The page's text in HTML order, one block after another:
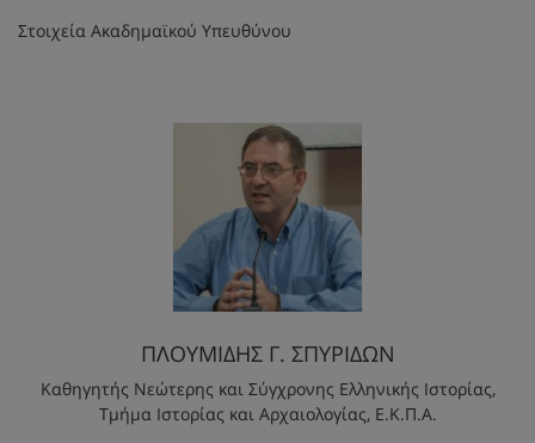
Στοιχεία Ακαδημαϊκού Υπευθύνου
ΠΛΟΥΜΙΔΗΣ Γ. ΣΠΥΡΙΔΩΝ
Καθηγητής Νεώτερης και Σύγχρονης Ελληνικής Ιστορίας,
Τμήμα Ιστορίας και Αρχαιολογίας, Ε.Κ.Π.Α.